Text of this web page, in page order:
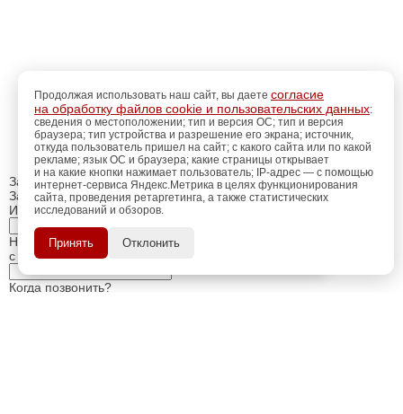
Продолжая использовать наш сайт, вы даете согласие
на обработку файлов cookie и пользовательских данных:
сведения о местоположении; тип и версия ОС; тип и версия
браузера; тип устройства и разрешение его экрана; источник,
откуда пользователь пришел на сайт; с какого сайта или по какой
рекламе; язык ОС и браузера; какие страницы открывает
и на какие кнопки нажимает пользователь; IP-адрес — с помощью
интернет-сервиса Яндекс.Метрика в целях функционирования
сайта, проведения ретаргетинга, а также статистических
исследований и обзоров.
Принять Отклонить
Закрыть
Заказ обратного звонка
Имя Отчество:
Номер телефона:
с кодом города
Когда позвонить?
Пройдитерегистрацию
использования
дополнительных возможностей